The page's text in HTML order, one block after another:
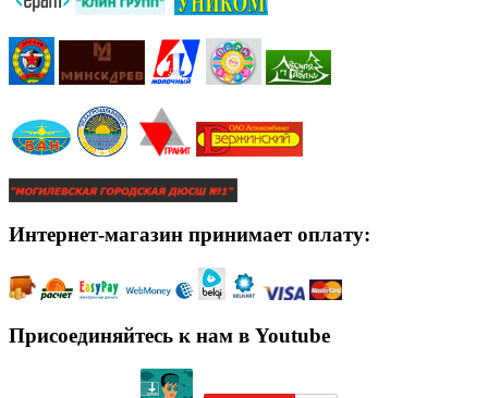
Интернет-магазин принимает оплату:
Присоединяйтесь к нам в Youtube